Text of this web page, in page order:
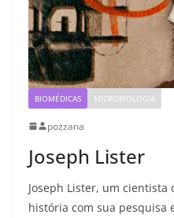
BIOMÉDICAS MICROBIOLOGIA
pozzana
Joseph Lister
Joseph Lister, um
história com sua pesquisa